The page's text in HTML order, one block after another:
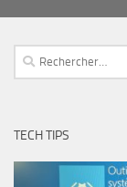
Rechercher :
TECH TIPS